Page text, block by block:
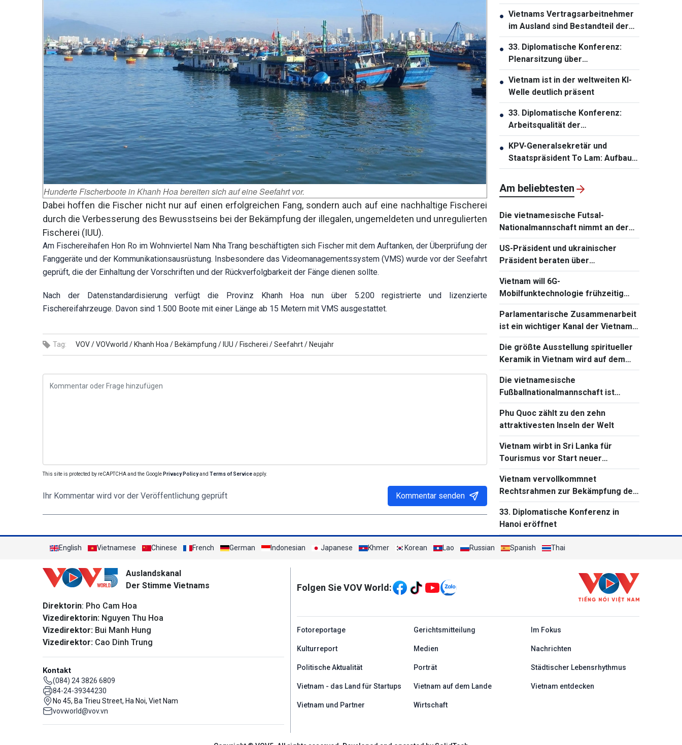
Hunderte Fischerboote in Khanh Hoa bereiten sich auf eine Seefahrt vor.
Dabei hoffen die Fischer nicht nur auf einen erfolgreichen Fang, sondern auch auf eine nachhaltige Fischerei
durch die Verbesserung des Bewusstseins bei der Bekämpfung der illegalen, ungemeldeten und unregulierten
Fischerei (IUU).
Am Fischereihafen Hon Ro im Wohnviertel Nam Nha Trang beschäftigten sich Fischer mit dem Auftanken, der Überprüfung der
Fanggeräte und der Kommunikationsausrüstung. Insbesondere das Videomanagementssystem (VMS) wurde vor der Seefahrt
geprüft, die der Einhaltung der Vorschriften und der Rückverfolgbarkeit der Fänge dienen sollte.
Nach der Datenstandardisierung verfügt die Provinz Khanh Hoa nun über 5.200 registrierte und lizenzierte
Fischereifahrzeuge. Davon sind 1.500 Boote mit einer Länge ab 15 Metern mit VMS ausgestattet.
Tag: VOV /VOVworld / Khanh Hoa / Bekämpfung / IUU / Fischerei /Seefahrt / Neujahr
This site is protected by reCAPTCHA and the Google Privacy Policyand Terms of Serviceapply.
Ihr Kommentar wird vor der Veröffentlichung geprüft Kommentar senden
● Vietnams Vertragsarbeitnehmer
im Ausland sind Bestandteil der
nationalen Strategie zur
Entwicklung der
Humanressourcen
● 33. Diplomatische Konferenz:
Plenarsitzung über
Außenbeziehungen der Partei
und Volksdiplomatie
● Vietnam ist in der weltweiten KI-
Welle deutlich präsent
● 33. Diplomatische Konferenz:
Arbeitsqualität der
Auslandsvertretungen
verbessern
● KPV-Generalsekretär und
Staatspräsident To Lam: Aufbau
einer solidarischen und starken
ASEAN-Gemeinschaft
Am beliebtesten
Die vietnamesische Futsal-
Nationalmannschaft nimmt an der
Continental Futsal Championship
2026 teil
US-Präsident und ukrainischer
Präsident beraten über
Wiederaufnahme von
Verhandlungen mit Russland
Vietnam will 6G-
Mobilfunktechnologie frühzeitig
beherrschen und einführen
Parlamentarische Zusammenarbeit
ist ein wichtiger Kanal der Vietnam-
Kambodscha-Beziehungen
Die größte Ausstellung spiritueller
Keramik in Vietnam wird auf dem
Ba-Den-Berg stattfinden
Die vietnamesische
Fußballnationalmannschaft ist
bereit für das Spiel gegen Singapur
bei Südostasienmeisterschaft 2026
Phu Quoc zählt zu den zehn
attraktivesten Inseln der Welt
Vietnam wirbt in Sri Lanka für
Tourismus vor Start neuer
Direktflüge
Vietnam vervollkommnet
Rechtsrahmen zur Bekämpfung der
Verbreitung von
Massenvernichtungswaffen
33. Diplomatische Konferenz in
Hanoi eröffnet
English Vietnamese Chinese French German Indonesian Japanese Khmer Korean Lao Russian Spanish Thai
Auslandskanal
Der Stimme Vietnams
Direktorin: Pho Cam Hoa
Vizedirektorin: Nguyen Thu Hoa
Vizedirektor: Bui Manh Hung
Vizedirektor: Cao Dinh Trung
Kontakt
(084) 24 3826 6809
84-24-39344230
No 45, Ba Trieu Street, Ha Noi, Viet Nam
vovworld@vov.vn
Folgen Sie VOV World:
menu footer tiếng Đức
Fotoreportage Gerichtsmitteilung Im Fokus
Kulturreport Medien Nachrichten
Politische Aktualität Porträt Städtischer Lebensrhythmus
Vietnam - das Land für Startups Vietnam auf dem Lande Vietnam entdecken
Vietnam und Partner Wirtschaft